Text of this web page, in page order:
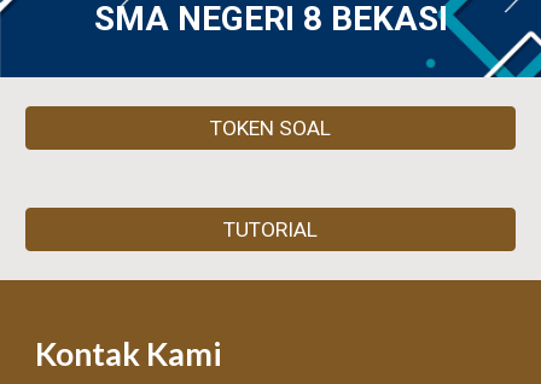
SMA NEGERI 8 BEKASI
TOKEN SOAL
TUTORIAL
Kontak Kami